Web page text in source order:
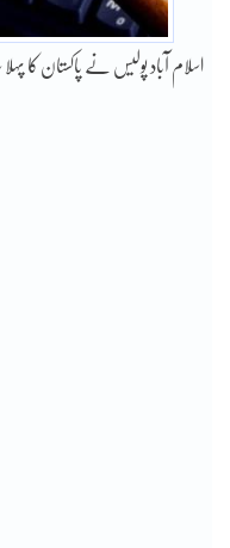
اسلام آباد پولیس نے پاکستان کا پہلا